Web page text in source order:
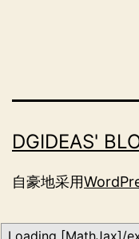
Loading [MathJax]/
DGIDEAS'
自豪地采用